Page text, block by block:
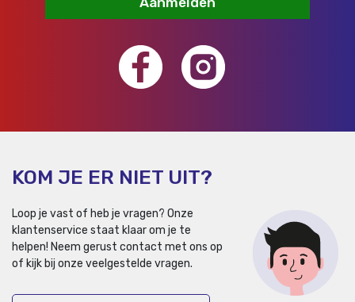
KOM JE ER NIET UIT?
Loop je vast of heb je vragen? Onze
klantenservice staat klaar om je te
helpen! Neem gerust contact met ons op
of kijk bij onze veelgestelde vragen.